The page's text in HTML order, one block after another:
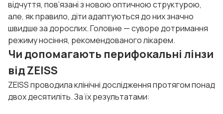
відчуття, пов’язані з новою оптичною структурою,
але, як правило, діти адаптуються до них значно
швидше за дорослих. Головне — суворе дотримання
режиму носіння, рекомендованого лікарем.
Чи допомагають перифокальні лінзи
від ZEISS
ZEISS проводила клінічні дослідження протягом понад
двох десятиліть. За їх результатами: